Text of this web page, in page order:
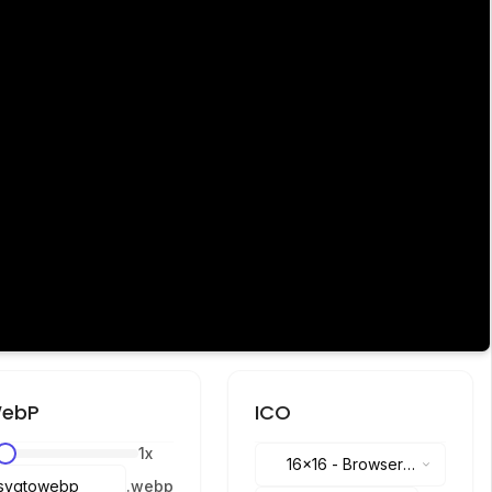
1x
.webp
ICO
16x16 -Browser